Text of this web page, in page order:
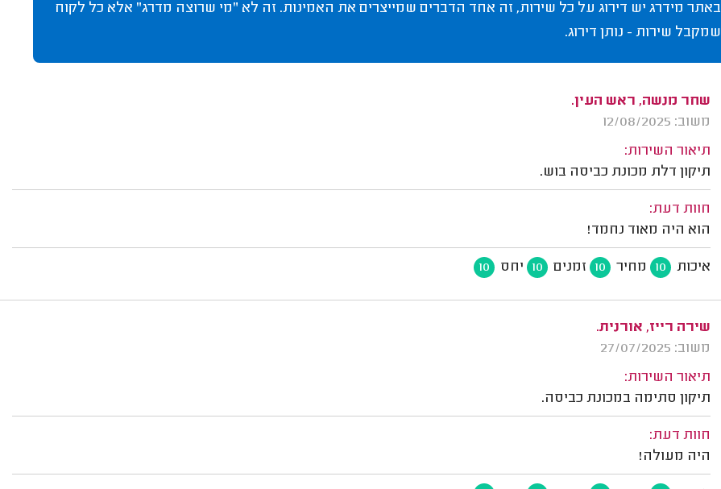
באתר מידרג יש דירוג על כל שירות, זה אחד הדברים שמייצרים את האמינות. זה לא "מי שרוצה מדרג" אלא כל לקוח
שמקבל שירות - נותן דירוג.
שחר מנשה, ראש העין.
משוב: 12/08/2025
תיאור השירות:
תיקון דלת מכונת כביסה בוש.
חוות דעת:
הוא היה מאוד נחמד!
איכות 10 מחיר 10 זמנים 10 יחס 10
שירה רייז, אורנית.
משוב: 27/07/2025
תיאור השירות:
תיקון סתימה במכונת כביסה.
חוות דעת:
היה מעולה!